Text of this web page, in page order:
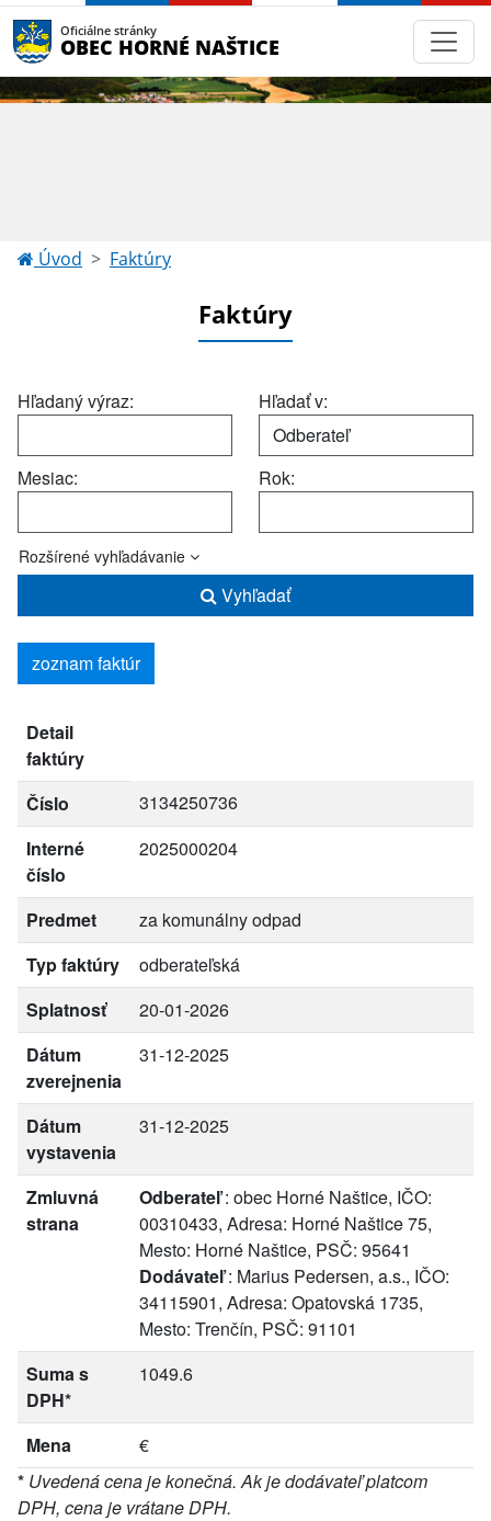
Oficiálne stránky
OBEC HORNÉ NAŠTICE
Úvod Faktúry
Faktúry
Hľadaný výraz: Hľadať v:
Mesiac: Rok:
Rozšírené vyhľadávanie
Vyhľadať
zoznam faktúr
Detail
faktúry
Číslo
3134250736
Interné
číslo
2025000204
Predmet
za komunálny odpad
Typ faktúry
odberateľská
Splatnosť
20-01-2026
Dátum
zverejnenia
31-12-2025
Dátum
vystavenia
31-12-2025
Zmluvná
strana
Odberateľ: obec Horné Naštice, IČO:
00310433, Adresa: Horné Naštice 75,
Mesto: Horné Naštice, PSČ: 95641
Dodávateľ: Marius Pedersen, a.s., IČO:
34115901, Adresa: Opatovská 1735,
Mesto: Trenčín, PSČ: 91101
Suma s
DPH*
1049.6
Mena
€
* Uvedená cena je konečná. Ak je dodávateľ platcom
DPH, cena je vrátane DPH.